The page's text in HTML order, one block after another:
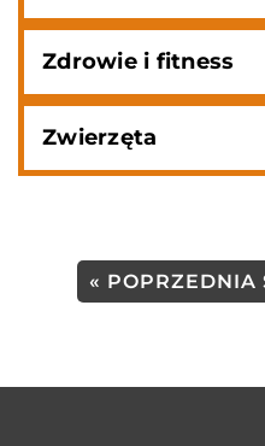
Zdrowie i fitness
Zwierzęta
« POPRZEDNIA